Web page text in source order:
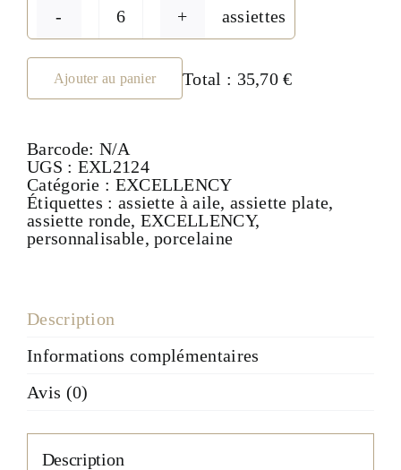
quantité
de
Assiette
plate
24cm
assiettes
Ajouter au panier Total : 35,70 €
Barcode: N/A
UGS : EXL2124
Catégorie : EXCELLENCY
Étiquettes : assiette à aile,assiette plate,
assiette ronde, EXCELLENCY,
personnalisable,porcelaine
Description
Informations complémentaires
Avis (0)
Description